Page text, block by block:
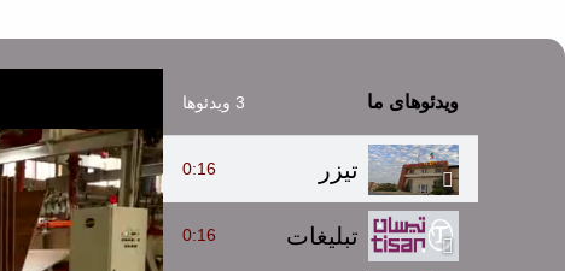
ویدئوهای ما 3 ویدئوها
تیزر 0:16
تبلیغات 0:16